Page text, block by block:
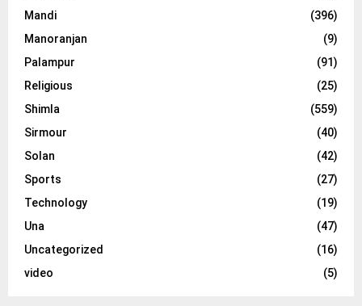
Mandi
(396)
Manoranjan
(9)
Palampur
(91)
Religious
(25)
Shimla
(559)
Sirmour
(40)
Solan
(42)
Sports
(27)
Technology
(19)
Una
(47)
Uncategorized
(16)
video
(5)